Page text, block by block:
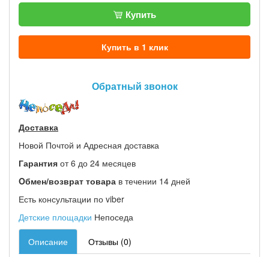
Купить
Купить в 1 клик
Обратный звонок
Доставка
Новой Почтой и Адресная доставка
Гарантия от 6 до 24 месяцев
Oбмен/возврат товара в течении 14 дней
Есть консультации по viber
Детские площадки Непоседа
Описание Отзывы (0)